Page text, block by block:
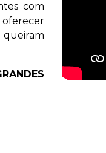
com
oferecer